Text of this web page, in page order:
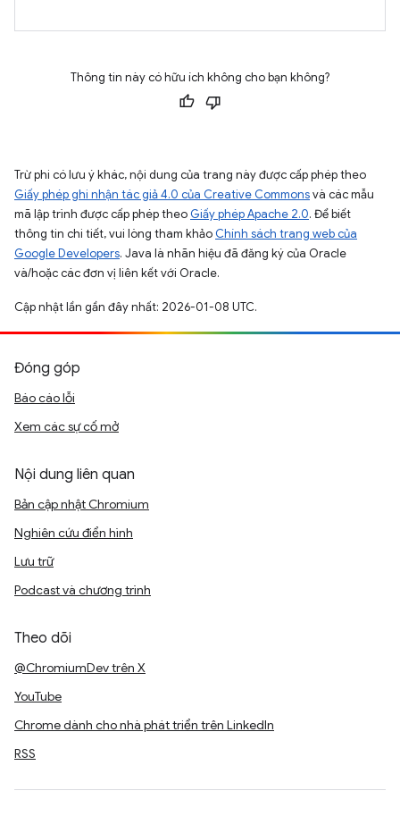
Thông tin này có hữu ích không cho bạn không?
Trừ phi có lưu ý khác, nội dung của trang này được cấp phép theo
Giấy phép ghi nhận tác giả 4.0 của Creative Commonsvà các mẫu
mã lập trình được cấp phép theo Giấy phép Apache 2.0. Để biết
thông tin chi tiết, vui lòng tham khảo Chính sách trang web của
Google Developers. Java là nhãn hiệu đã đăng ký của Oracle
và/hoặc các đơn vị liên kết với Oracle.
Cập nhật lần gần đây nhất: 2026-01-08 UTC.
Đóng góp
Báo cáo lỗi
Xem các sự cố mở
Nội dung liên quan
Bản cập nhật Chromium
Nghiên cứu điển hình
Lưu trữ
Podcast và chương trình
Theo dõi
@ChromiumDev trên X
YouTube
Chrome dành cho nhà phát triển trên LinkedIn
RSS